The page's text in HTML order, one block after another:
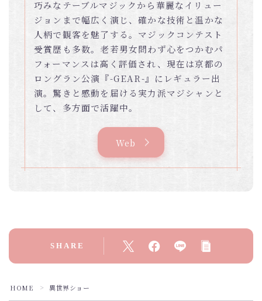
巧みなテーブルマジックから華麗なイリュー
ジョンまで幅広く演じ、確かな技術と温かな
人柄で観客を魅了する。マジックコンテスト
受賞歴も多数。老若男女問わず心をつかむパ
フォーマンスは高く評価され、現在は京都の
ロングラン公演『-GEAR-』にレギュラー出
演。驚きと感動を届ける実力派マジシャンと
して、多方面で活躍中。
Web
SHARE
HOME ＞ 異世界ショー